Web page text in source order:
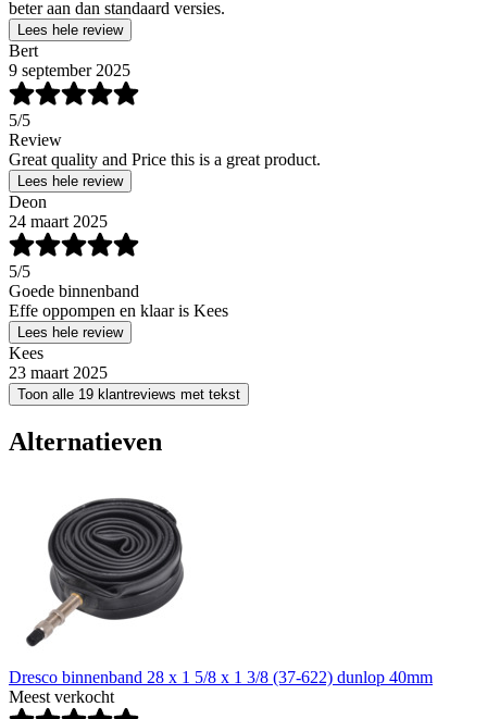
beter aan dan standaard versies.
Lees hele review
Bert
9 september 2025
5/5
Review
Great quality and Price this is a great product.
Lees hele review
Deon
24 maart 2025
5/5
Goede binnenband
Effe oppompen en klaar is Kees
Lees hele review
Kees
23 maart 2025
Toon alle 19 klantreviews met tekst
Alternatieven
Dresco binnenband 28 x 1 5/8 x 1 3/8 (37-622) dunlop 40mm
Meest verkocht